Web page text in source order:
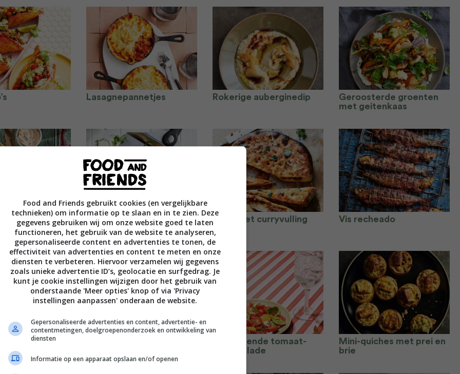
Lasagnepannetjes Rokerige auberginedip
Geroosterde groenten
met geitenkaas
van de
Pompoen pizza met
bavette en blauwe kaas
Naan met curryvulling Vis recheado
met curry-
Verfrissende tomaat-
citrussalade
Mini-quiches met prei en
brie
Food and Friends gebruikt cookies (en vergelijkbare
technieken) om informatie op te slaan en in te zien. Deze
gegevens gebruiken wij om onze website goed te laten
functioneren, het gebruik van de website te analyseren,
gepersonaliseerde content en advertenties te tonen, de
effectiviteit van advertenties en content te meten en onze
diensten te verbeteren. Hiervoor verzamelen wij gegevens
zoals unieke advertentie ID’s, geolocatie en surfgedrag. Je
kunt je cookie instellingen wijzigen door het gebruik van
onderstaande 'Meer opties' knop of via 'Privacy
instellingen aanpassen' onderaan de website.
Gepersonaliseerde advertenties en content, advertentie- en
contentmetingen, doelgroepenonderzoek en ontwikkeling van
diensten
Informatie op een apparaat opslaan en/of openen